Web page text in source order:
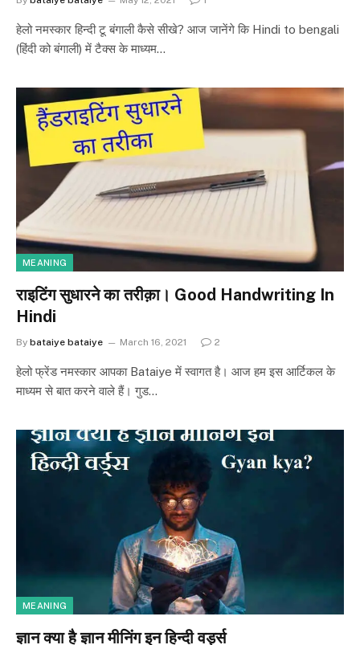
हेलो नमस्कार हिन्दी टू बंगाली कैसे सीखे? आज जानेंगे कि Hindi to bengali
(हिंदी को बंगाली) में टैक्स के माध्यम…
MEANING
राइटिंग सुधारने का तरीक़ा। Good Handwriting In
Hindi
By bataiye bataiye March 16, 2021 2
हेलो फ्रेंड नमस्कार आपका Bataiye में स्वागत है। आज हम इस आर्टिकल के
माध्यम से बात करने वाले हैं। गुड…
MEANING
ज्ञान क्या है ज्ञान मीनिंग इन हिन्दी वर्ड्स